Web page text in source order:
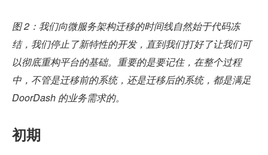
图 2：我们向微服务架构迁移的时间线自然始于代码冻
结，我们停止了新特性的开发，直到我们打好了让我们可
以彻底重构平台的基础。重要的是要记住，在整个过程
中，不管是迁移前的系统，还是迁移后的系统，都是满足
DoorDash 的业务需求的。
初期